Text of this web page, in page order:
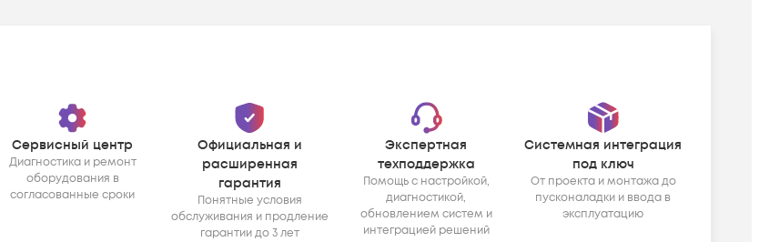
Сервисный центр
Диагностика и ремонт
оборудования в
согласованные сроки
Официальная и
расширенная
гарантия
Понятные условия
обслуживания и продление
гарантии до 3 лет
Экспертная
техподдержка
Помощь с настройкой,
диагностикой,
обновлением систем и
интеграцией решений
Системная интеграция
под ключ
От проекта и монтажа до
пусконаладки и ввода в
эксплуатацию